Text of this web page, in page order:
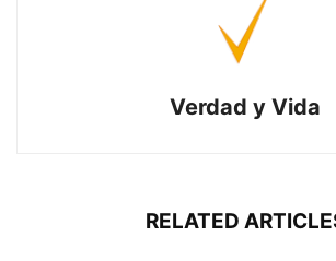
Verdad y Vida
RELATED